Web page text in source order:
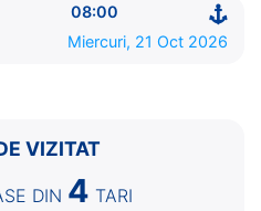
08:00
Miercuri, 21 Oct 2026
VIZITAT
DIN 4 TARI